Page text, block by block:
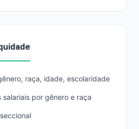
raça, idade, escolaridade
salariais por gênero e raça